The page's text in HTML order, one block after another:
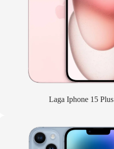
Laga Iphone 15 Plus